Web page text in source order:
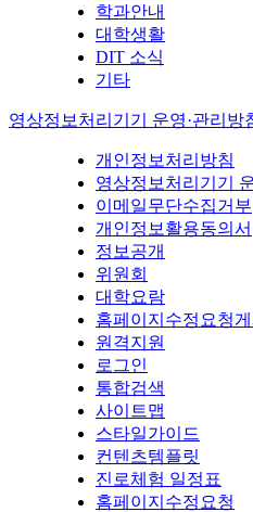
학과안내
대학생활
DIT 소식
기타
영상정보처리기기 운영·관리방
개인정보처리방침
영상정보처리기기
이메일무단수집거부
개인정보활용동의서
정보공개
위원회
대학요람
홈페이지수정요청
원격지원
로그인
통합검색
사이트맵
스타일가이드
컨텐츠템플릿
진로체험 일정표
홈페이지수정요청